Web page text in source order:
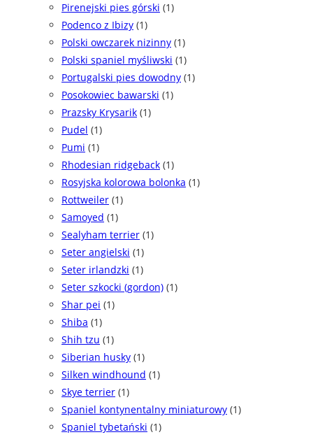
Pirenejski pies górski (1)
Podenco z Ibizy (1)
Polski owczarek nizinny (1)
Polski spaniel myśliwski (1)
Portugalski pies dowodny (1)
Posokowiec bawarski (1)
Prazsky Krysarik (1)
Pudel (1)
Pumi (1)
Rhodesian ridgeback (1)
Rosyjska kolorowa bolonka (1)
Rottweiler (1)
Samoyed (1)
Sealyham terrier (1)
Seter angielski (1)
Seter irlandzki (1)
Seter szkocki (gordon) (1)
Shar pei (1)
Shiba (1)
Shih tzu (1)
Siberian husky (1)
Silken windhound (1)
Skye terrier (1)
Spaniel kontynentalny miniaturowy (1)
Spaniel tybetański (1)